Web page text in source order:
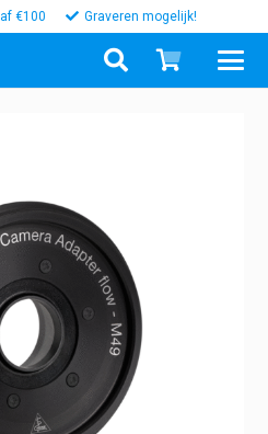
€100 Graveren mogelijk!